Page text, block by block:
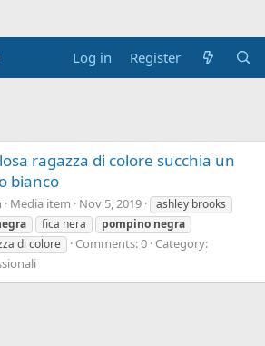
Log in Register
ragazza di colore succhia un
bianco
Media item Nov 5, 2019
ashley brooks
fica nera pompino negra
di colore
Comments: 0 Category: